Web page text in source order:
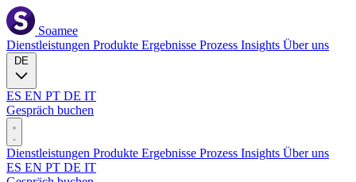
Soamee
Dienstleistungen Produkte Ergebnisse Prozess Insights Über uns
ES EN PT DE IT
Gespräch buchen
Dienstleistungen Produkte Ergebnisse Prozess Insights Über uns
ES EN PT DE IT